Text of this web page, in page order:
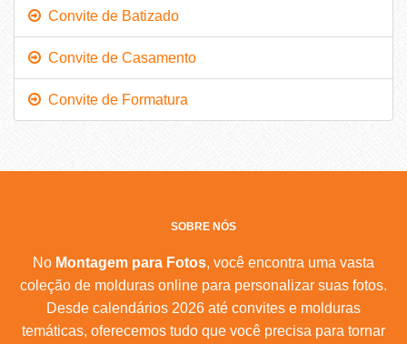
Convite de Batizado
Convite de Casamento
Convite de Formatura
SOBRE NÓS
No Montagem para Fotos, você encontra uma vasta
coleção de molduras online para personalizar suas fotos.
Desde calendários 2026 até convites e molduras
temáticas, oferecemos tudo que você precisa para tornar